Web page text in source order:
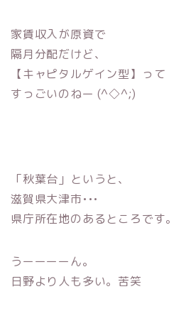
家賃収入が原資で
隔月分配だけど、
【キャピタルゲイン型】って
すっごいのねー (^◇^;)
「秋葉台」というと、
滋賀県大津市•••
県庁所在地のあるところです。
うーーーーん。
日野より人も多い。苦笑